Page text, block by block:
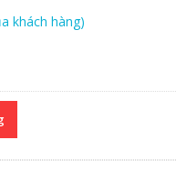
khách hàng)